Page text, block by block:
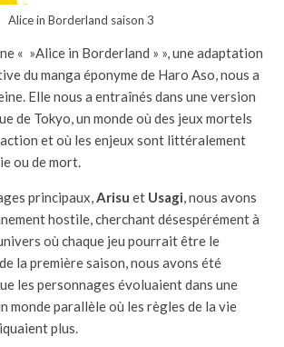
Alice in Borderland saison 3
« »Alice in Borderland » », une adaptation
du manga éponyme de Haro Aso, nous a
Elle nous a entraînés dans une version
de Tokyo, un monde où des jeux mortels
et où les enjeux sont littéralement
ou de mort.
principaux,Arisu et Usagi, nous avons
hostile, cherchant désespérément à
où chaque jeu pourrait être le
la première saison, nous avons été
les personnages évoluaient dans une
monde parallèle où les règles de la vie
plus.